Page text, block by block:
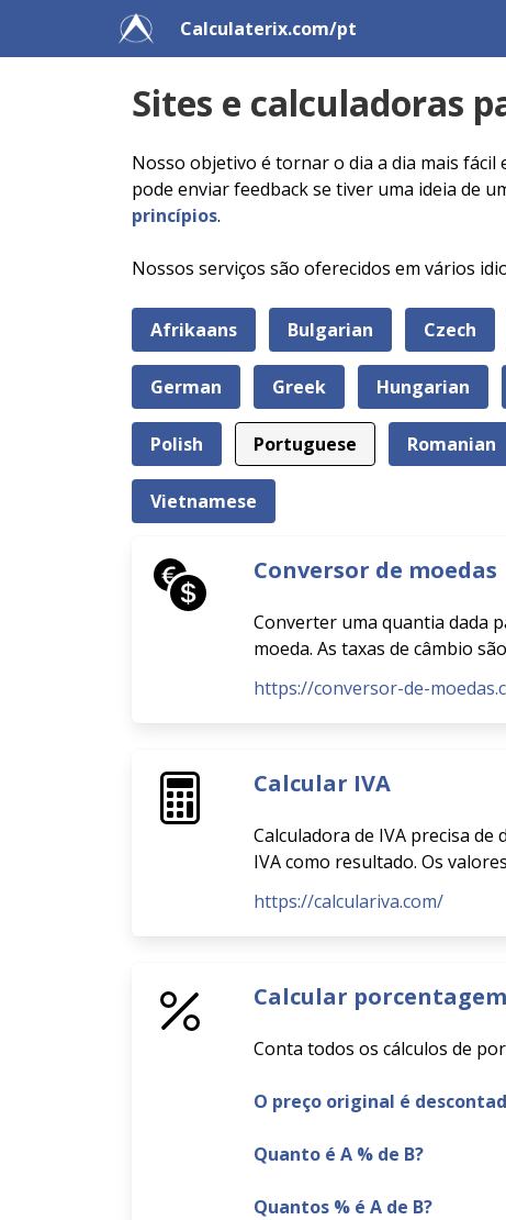
Calculaterix.com/pt
Sites e calculadoras
Nosso objetivo é tornar o dia a dia mais
pode enviar feedback se tiver uma ideia de
princípios.
Nossos serviços são oferecidos em vários
Afrikaans Bulgarian Czech
German Greek Hungarian
Polish Portuguese Romanian
Vietnamese
Conversor de moedas
Converter uma quantia dada
moeda. As taxas de câmbio
https://conversor-de-
Calcular IVA
Calculadora de IVA precisa
IVA como resultado. Os
https://calculariva.com/
Calcular porcentagem
Conta todos os cálculos de
O preço original é
Quanto é A % de B?
Quantos % é A de B?